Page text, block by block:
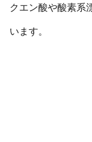
クエン酸や酸素系
います。